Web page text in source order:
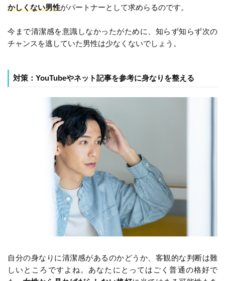
かしくない男性がパートナーとして求めらるのです。
今まで清潔感を意識しなかったがために、知らず知らず次の
チャンスを逃していた男性は少なくないでしょう。
対策：YouTubeやネット記事を参考に身なりを整える
自分の身なりに清潔感があるのかどうか、客観的な判断は難
しいところですよね。あなたにとってはごく普通の格好で